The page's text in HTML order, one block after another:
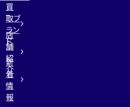
買
取ブ
ラン
ド
店
舗
紹
介
新
着
情
報